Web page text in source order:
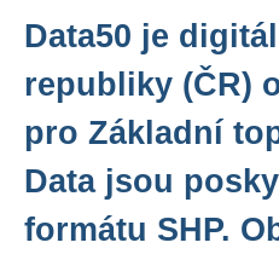
Data50 je
republiky (ČR)
pro Základní
Data jsou
formátu SHP.